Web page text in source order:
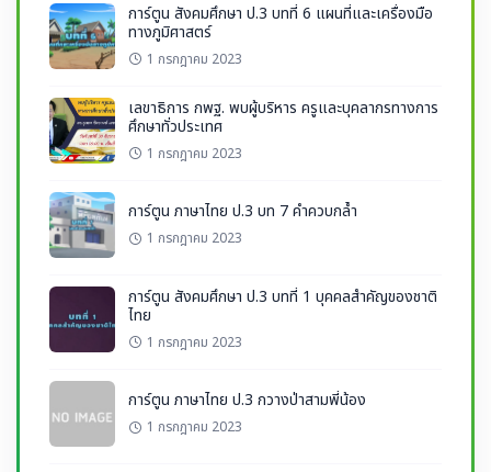
การ์ตูน สังคมศึกษา ป.3 บทที่ 6 แผนที่และเครื่องมือ
ทางภูมิศาสตร์
1 กรกฎาคม 2023
เลขาธิการ กพฐ. พบผู้บริหาร ครูและบุคลากรทางการ
ศึกษาทั่วประเทศ
1 กรกฎาคม 2023
การ์ตูน ภาษาไทย ป.3 บท 7 คำควบกล้ำ
1 กรกฎาคม 2023
การ์ตูน สังคมศึกษา ป.3 บทที่ 1 บุคคลสำคัญของชาติ
ไทย
1 กรกฎาคม 2023
การ์ตูน ภาษาไทย ป.3 กวางป่าสามพี่น้อง
1 กรกฎาคม 2023